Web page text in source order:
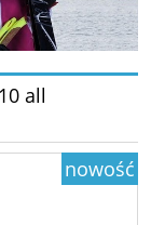
all
nowość